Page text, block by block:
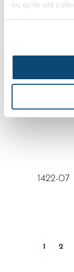
ou qu'ils ont
1422-06
1422-07
1 2